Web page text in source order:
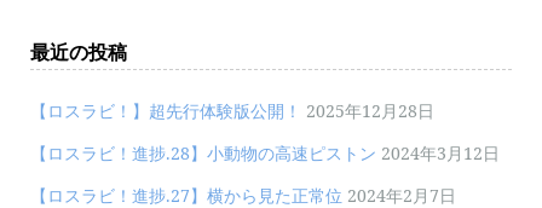
最近の投稿
【ロスラビ！】超先行体験版公開！ 2025年12月28日
【ロスラビ！進捗.28】小動物の高速ピストン 2024年3月12日
【ロスラビ！進捗.27】横から見た正常位 2024年2月7日